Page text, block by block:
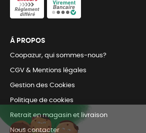
Á PROPOS
Coopazur, qui sommes-nous?
CGV & Mentions légales
Gestion des Cookies
Politique de cookies
Retrait en magasin et livraison
Nous contacter